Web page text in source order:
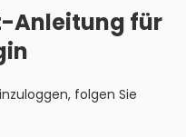
für
folgen Sie